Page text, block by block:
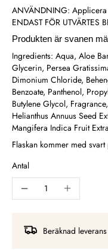
ANVÄNDNING: Applicera
ENDAST FÖR UTVÄRTES
Produkten är svanen
Ingredients: Aqua, Aloe
Glycerin, Persea
Dimonium Chloride,
Benzoate, Panthenol,
Butylene Glycol,
Helianthus Annuus Seed
Mangifera Indica Fruit
Flaskan kommer med
Antal
Beräknad